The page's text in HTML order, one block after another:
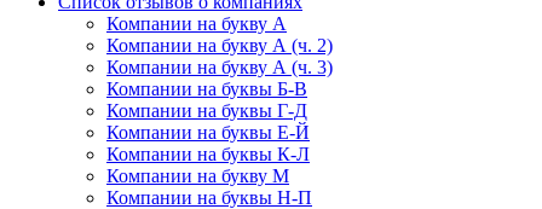
Компании на букву А
Компании на букву А (ч. 2)
Компании на букву А (ч. 3)
Компании на буквы Б-В
Компании на буквы Г-Д
Компании на буквы Е-Й
Компании на буквы К-Л
Компании на букву М
Компании на буквы Н-П